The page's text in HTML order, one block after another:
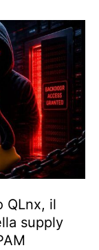
QLnx, il
supply